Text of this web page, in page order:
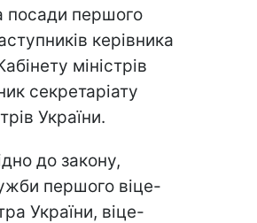
посади першого
керівника
міністрів
секретаріату
України.
до закону,
першого віце-
України, віце-